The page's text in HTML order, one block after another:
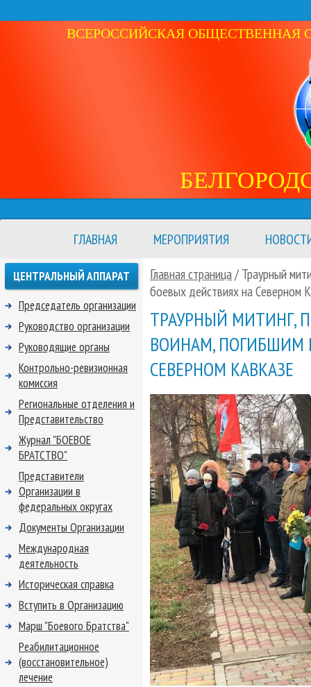
ВСЕРОССИЙСКАЯ ОБЩЕСТВЕННАЯ
ГЛАВНАЯ МЕРОПРИЯТИЯ
Главная страница/ Траурный
боевых действиях на Северном
ТРАУРНЫЙ МИТИНГ,
ВОИНАМ, ПОГИБШИМ
СЕВЕРНОМ КАВКАЗЕ
ЦЕНТРАЛЬНЫЙ АППАРАТ
Председатель организации
Руководство организации
Руководящие органы
Контрольно-ревизионная
комиссия
Региональные отделения и
Представительство
Журнал "БОЕВОЕ
БРАТСТВО"
Представители
Организации в
федеральных округах
Документы Организации
Международная
деятельность
Историческая справка
Вступить в Организацию
Марш "Боевого Братства"
Реабилитационное
(восстановительное)
лечение